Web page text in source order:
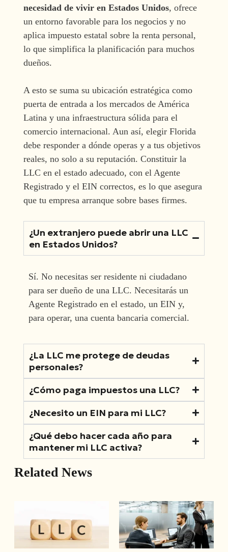
necesidad de vivir en Estados Unidos, ofrece
un entorno favorable para los negocios y no
aplica impuesto estatal sobre la renta personal,
lo que simplifica la planificación para muchos
dueños.
A esto se suma su ubicación estratégica como
puerta de entrada a los mercados de América
Latina y una infraestructura sólida para el
comercio internacional. Aun así, elegir Florida
debe responder a dónde operas y a tus objetivos
reales, no solo a su reputación. Constituir la
LLC en el estado adecuado, con el Agente
Registrado y el EIN correctos, es lo que asegura
que tu empresa arranque sobre bases firmes.
¿Un extranjero puede abrir una LLC
en Estados Unidos?
Sí. No necesitas ser residente ni ciudadano
para ser dueño de una LLC. Necesitarás un
Agente Registrado en el estado, un EIN y,
para operar, una cuenta bancaria comercial.
¿La LLC me protege de deudas
personales?
¿Cómo paga impuestos una LLC?
¿Necesito un EIN para mi LLC?
¿Qué debo hacer cada año para
mantener mi LLC activa?
Related News